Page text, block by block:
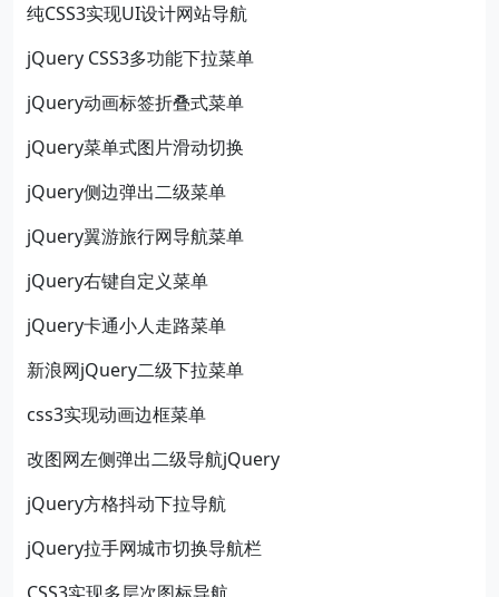
纯CSS3实现UI设计网站导航
jQuery CSS3多功能下拉菜单
jQuery动画标签折叠式菜单
jQuery菜单式图片滑动切换
jQuery侧边弹出二级菜单
jQuery翼游旅行网导航菜单
jQuery右键自定义菜单
jQuery卡通小人走路菜单
新浪网jQuery二级下拉菜单
css3实现动画边框菜单
改图网左侧弹出二级导航jQuery
jQuery方格抖动下拉导航
jQuery拉手网城市切换导航栏